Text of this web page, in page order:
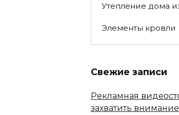
Утепление дома
Элементы кровли
Свежие записи
Рекламная
захватить